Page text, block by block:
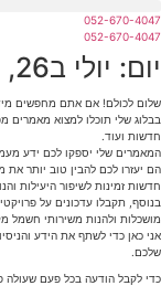
052-670-4047
052-670-4047
יום: יולי ב26, 2024
שלום לכולם! אם אתם מחפשים
בבלוג שלי תוכלו למצוא מאמרים
חדשות ועוד.
המאמרים שלי יספקו לכם ידע
הם יעזרו לכם להבין טוב יותר את
חדשות זמינות לשיפור היעילות
בנוסף, תקבלו עדכונים על
מושכלות ולהנות משירותי חשמל
אני כאן כדי לשתף את הידע
שלכם.
כדי לקבל הודעה בכל פעם שעולה